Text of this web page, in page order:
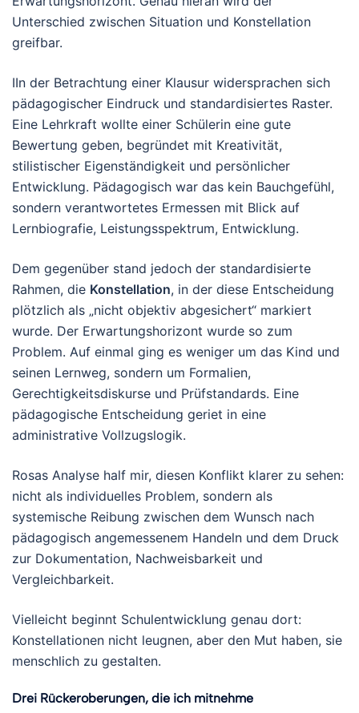
Unterschied zwischen Situation und Konstellation
greifbar.
IIn der Betrachtung einer Klausur widersprachen sich
pädagogischer Eindruck und standardisiertes Raster.
Eine Lehrkraft wollte einer Schülerin eine gute
Bewertung geben, begründet mit Kreativität,
stilistischer Eigenständigkeit und persönlicher
Entwicklung. Pädagogisch war das kein Bauchgefühl,
sondern verantwortetes Ermessen mit Blick auf
Lernbiografie, Leistungsspektrum, Entwicklung.
Dem gegenüber stand jedoch der standardisierte
Rahmen, die Konstellation, in der diese Entscheidung
plötzlich als „nicht objektiv abgesichert“ markiert
wurde. Der Erwartungshorizont wurde so zum
Problem. Auf einmal ging es weniger um das Kind und
seinen Lernweg, sondern um Formalien,
Gerechtigkeitsdiskurse und Prüfstandards. Eine
pädagogische Entscheidung geriet in eine
administrative Vollzugslogik.
Rosas Analyse half mir, diesen Konflikt klarer zu sehen:
nicht als individuelles Problem, sondern als
systemische Reibung zwischen dem Wunsch nach
pädagogisch angemessenem Handeln und dem Druck
zur Dokumentation, Nachweisbarkeit und
Vergleichbarkeit.
Vielleicht beginnt Schulentwicklung genau dort:
Konstellationen nicht leugnen, aber den Mut haben, sie
menschlich zu gestalten.
Drei Rückeroberungen, die ich mitnehme